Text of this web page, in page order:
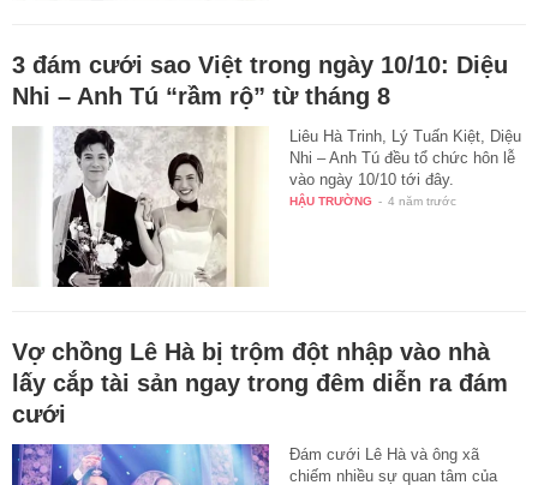
3 đám cưới sao Việt trong ngày 10/10: Diệu
Nhi – Anh Tú “rầm rộ” từ tháng 8
Liêu Hà Trinh, Lý Tuấn Kiệt, Diệu
Nhi – Anh Tú đều tổ chức hôn lễ
vào ngày 10/10 tới đây.
HẬU TRƯỜNG - 4 năm trước
Vợ chồng Lê Hà bị trộm đột nhập vào nhà
lấy cắp tài sản ngay trong đêm diễn ra đám
cưới
Đám cưới Lê Hà và ông xã
chiếm nhiều sự quan tâm của